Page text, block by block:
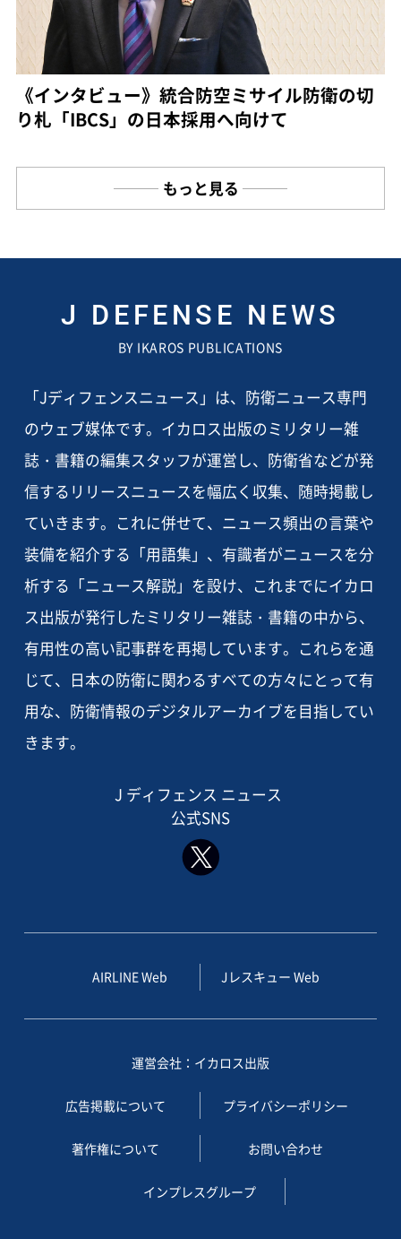
《インタビュー》統合防空ミサイル防衛の切
り札「IBCS」の日本採用へ向けて
もっと見る
J DEFENSE NEWS
BY IKAROS PUBLICATIONS
「Jディフェンスニュース」は、防衛ニュース専門
のウェブ媒体です。イカロス出版のミリタリー雑
誌・書籍の編集スタッフが運営し、防衛省などが発
信するリリースニュースを幅広く収集、随時掲載し
ていきます。これに併せて、ニュース頻出の言葉や
装備を紹介する「用語集」、有識者がニュースを分
析する「ニュース解説」を設け、これまでにイカロ
ス出版が発行したミリタリー雑誌・書籍の中から、
有用性の高い記事群を再掲しています。これらを通
じて、日本の防衛に関わるすべての方々にとって有
用な、防衛情報のデジタルアーカイブを目指してい
きます。
J ディフェンス ニュース
公式SNS
AIRLINE Web Jレスキュー Web
運営会社：イカロス出版
広告掲載について プライバシーポリシー
著作権について お問い合わせ
インプレスグループ